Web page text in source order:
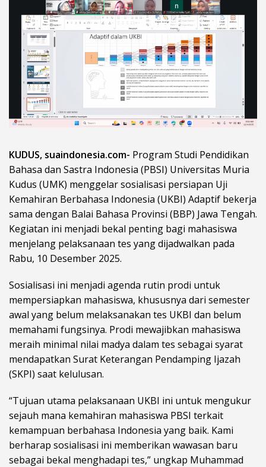
KUDUS, suaindonesia.com- Program Studi Pendidikan
Bahasa dan Sastra Indonesia (PBSI) Universitas Muria
Kudus (UMK) menggelar sosialisasi persiapan Uji
Kemahiran Berbahasa Indonesia (UKBI) Adaptif bekerja
sama dengan Balai Bahasa Provinsi (BBP) Jawa Tengah.
Kegiatan ini menjadi bekal penting bagi mahasiswa
menjelang pelaksanaan tes yang dijadwalkan pada
Rabu, 10 Desember 2025.
Sosialisasi ini menjadi agenda rutin prodi untuk
mempersiapkan mahasiswa, khususnya dari semester
awal yang belum melaksanakan tes UKBI dan belum
memahami fungsinya. Prodi mewajibkan mahasiswa
meraih minimal nilai madya dalam tes sebagai syarat
mendapatkan Surat Keterangan Pendamping Ijazah
(SKPI) saat kelulusan.
“Tujuan utama pelaksanaan UKBI ini untuk mengukur
sejauh mana kemahiran mahasiswa PBSI terkait
kemampuan berbahasa Indonesia yang baik. Kami
berharap sosialisasi ini memberikan wawasan baru
sebagai bekal menghadapi tes,” ungkap Muhammad